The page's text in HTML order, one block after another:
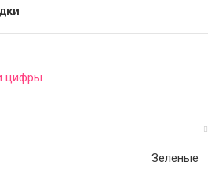
цифры
Зеленые